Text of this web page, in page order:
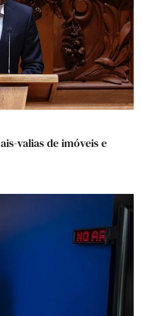
valias de imóveis e